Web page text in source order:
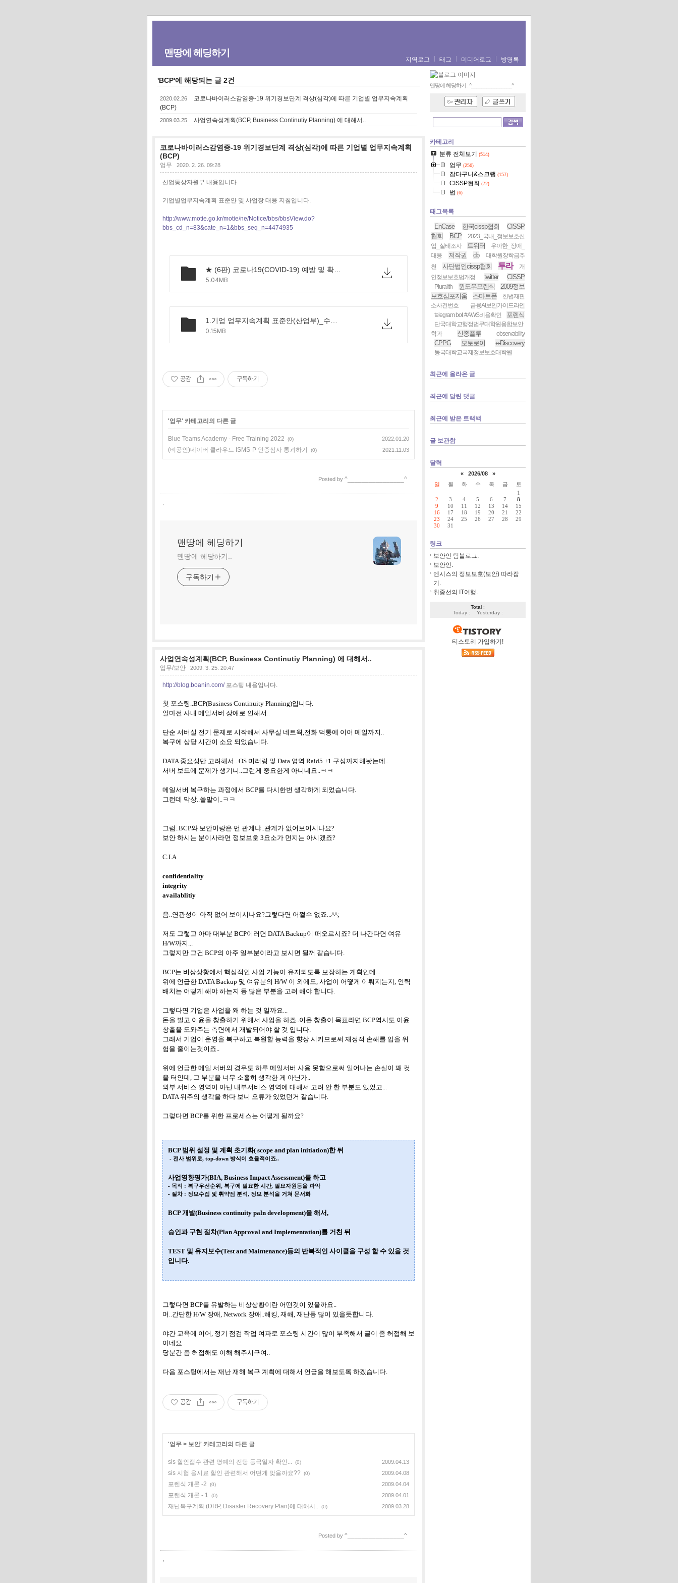
맨땅에 헤딩하기
지역로그 태그 미디어로그 방명록
'BCP'에 해당되는 글 2건
2020.02.26
코로나바이러스감염증-19 위기경보단계 격상(심각)에 따른 기업별 업무지속계획
(BCP)
2009.03.25 사업연속성계획(BCP, Business Continutiy Planning) 에 대해서..
코로나바이러스감염증-19 위기경보단계 격상(심각)에 따른 기업별 업무지속계획
(BCP)
업무 2020. 2. 26. 09:28
산업통상자원부 내용입니다.
기업별업무지속계획 표준안 및 사업장 대응 지침입니다.
http://www.motie.go.kr/motie/ne/Notice/bbs/bbsView.do?
bbs_cd_n=83&cate_n=1&bbs_seq_n=4474935
5.04MB
0.15MB
공감 구독하기
'업무' 카테고리의 다른 글
Blue Teams Academy - Free Training 2022 (0) 2022.01.20
(비공인)네이버 클라우드 ISMS-P 인증심사 통과하기 (0) 2021.11.03
Posted by ^________________^
맨땅에 헤딩하기
맨땅에 헤당하기..
구독하기
사업연속성계획(BCP, Business Continutiy Planning) 에 대해서..
업무/보안 2009. 3. 25. 20:47
http://blog.boanin.com/포스팅 내용입니다.
첫 포스팅..BCP(Business Continuity Planning)입니다
얼마전 사내 메일서버 장애로 인해서
단순 서버실 전기 문제로 시작해서 사무실 네트웍 전화 먹통에 이어 메일까지
복구에 상당 시간이 소요 되었습니다
DATA 중요성만 고려해서 OS 미러링 및 Data 영역 Raid5 +1 구성까지해놧는데
서버 보드에 문제가 생기니
그런게 중요한게 아니네요 ㅋㅋ
메일서버 복구하는 과정에서 BCP를 다시한번 생각하게 되었습니다
그런데 막상 쓸말이 ㅋㅋ
그럼 ..BCP와 보안이랑은 먼 관계냐 관계가 없어보이시나요?
보안 하시는 분이사라면 정보보호 3 요소가 먼지는 아시겠죠?
C.I.A
confidentiality
integrity
availablitiy
음 연관성이 아직 없어 보이시나요?그렇다면 어쩔수 없죠 ...^^;
저도 그렇고 아마 대부분 BCP이러면 DATA Backup이 떠오르시죠? 더 나간다면 여유
H/W까지
그렇지만 그건 BCP의 아주 일부분이라고 보시면 될꺼 같습니다
BCP는 비상상황에서 핵심적인 사업 기능이 유지되도록 보장하는 계획인데
위에 언급한 DATA Backup 및 여유분의 H/W 이 외에도 사업이 어떻게 이뤄지는지 인력
배치는 어떻게 해야 하는지 등 많은 부분을 고려 해야 합니다
그렇다면 기업은 사업을 왜 하는 것 일까요
돈을 벌고 이윤을 창출하기 위해서 사업을 하죠 이윤 창출이 목표라면 BCP역시도 이윤
창출을 도와주는 측면에서 개발되어야 할 것 입니다
그래서 기업이 운영을 복구하고 복원할 능력을 향상 시키므로써 재정적 손해를 입을 위
험을 줄이는것이죠
위에 언급한 메일 서버의 경우도 하루 메일서버 사용 못함으로써 일어나는 손실이 꽤 컷
을 터인데
그 부분을 너무 소홀히 생각한 게 아닌가
외부 서비스 영역이 아닌 내부서비스 영역에 대해서 고려 안 한 부분도 있었고
DATA 위주의 생각을 하다 보니 오류가 있었던거 같습니다
그렇다면 BCP를 위한 프로세스는 어떻게 될까요?
BCP 범위 설정 및 계획 초기화( scope and plan initiation)한 뒤
- 전사 범위로, top-down 방식이 효율적이죠..
사업영향평가(BIA, Business Impact Assessment)를 하고
- 목적 : 복구우선순위, 복구에 필요한 시간, 필요자원등을 파악
- 절차 : 정보수집 및 취약점 분석, 정보 분석을 거쳐 문서화
BCP개발(Business continuity paln development)을 해서,
승인과 구현 절차(Plan Approval and Implementation)를 거친 뒤
TEST 및 유지보수(Test and Maintenance)등의 반복적인 사이클을 구성 할 수 있을 것
입니다.
그렇다면 BCP를 유발하는 비상상황이란 어떤것이 있을까요..
머..간단한 H/W 장애, Network 장애..해킹, 재해, 재난등 많이 있을듯합니다.
야간 교육에 이어, 정기 점검 작업 여파로 포스팅 시간이 많이 부족해서 글이 좀 허접해 보
이네요..
당분간 좀 허접해도 이해 해주시구여..
다음 포스팅에서는 재난 재해 복구 계획에 대해서 언급을 해보도록 하겠습니다.
공감 구독하기
'업무 > 보안' 카테고리의 다른 글
sis 할인접수 관련 명예의 전당 등극일자 확인... (0) 2009.04.13
sis 시험 응시료 할인 관련해서 어떤게 맞을까요?? (0) 2009.04.08
포렌식 개론 -2 (0) 2009.04.04
포랜식 개론 - 1 (0) 2009.04.01
재난복구계획 (DRP, Disaster Recovery Plan)에 대해서.. (0) 2009.03.28
Posted by ^________________^
맨땅에 헤당하기.. ^________________^
카테고리
분류 전체보기
(514)
업무 (256)
잡다구니&스크랩 (157)
CISSP협회 (72)
법 (6)
태그목록
EnCase 한국cissp협회
CISSP
협회
BCP
2023_국내_정보보호산
업_실태조사
트위터
우아한_장애_
대응
저작권 db
대학원장학금추
천
사단법인cissp협회 투라
개
인정보보호법개정
twitter CISSP
Pluralith 윈도우포렌식
2009정보
보호심포지움
스마트폰
헌법재판
소사건번호
금융AI보안가이드라인
telegram bot #AWS비용확인
포렌식
단국대학교행정법무대학원융합보안
학과
신종플루 observability
CPPG 모토로이 e-Discovery
동국대학교국제정보보호대학원
최근에 올라온 글
최근에 달린 댓글
최근에 받은 트랙백
글 보관함
달력
« 2026/08
»
일
월 화 수 목 금
토
1
2
3 4 5 6 7
8
9
10 11 12 13 14
15
16
17 18 19 20 21
22
23
24 25 26 27 28
29
30
31
링크
보안인 팀블로그.
보안인.
엔시스의 정보보호(보안) 따라잡
기.
취중선의 IT여행.
Total :
Today :
Yesterday :
티스토리 가입하기!